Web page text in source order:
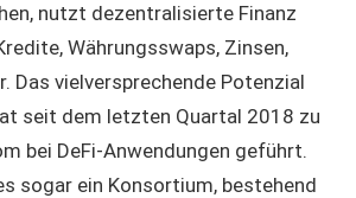
nutzt dezentralisierte Finanz
Währungsswaps, Zinsen,
Das vielversprechende Potenzial
seit dem letzten Quartal 2018 zu
bei DeFi-Anwendungen geführt.
sogar ein Konsortium, bestehend